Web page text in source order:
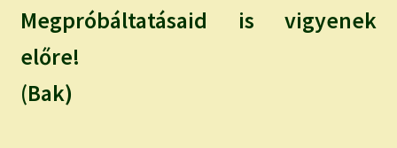
Megpróbáltatásaid is vigyenek
előre!
(Bak)